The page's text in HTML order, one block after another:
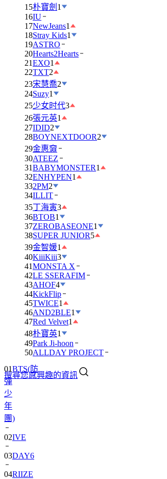
15朴寶劍 1
16IU
17NewJeans1
18Stray Kids1
19ASTRO
20Hearts2Hearts
21EXO1
22TXT2
23宋慧喬2
24Suzy1
25少女时代3
26張元英1
27IDID2
28BOYNEXTDOOR2
29金惠奫
30ATEEZ
31BABYMONSTER1
32ENHYPEN1
332PM2
34ILLIT
35丁海寅3
36BTOB1
37ZEROBASEONE1
38SUPER JUNIOR5
39金智媛1
40KiiiKiii3
41MONSTA X
42LE SSERAFIM
43AHOF4
44KickFlip
45TWICE1
46AND2BLE1
47Red Velvet1
48朴寶英1
49Park Ji-hoon
50ALLDAY PROJECT
搜尋您感興趣的資訊
01BTS(防
彈
少
年
團)
02IVE
03DAY6
04RIIZE